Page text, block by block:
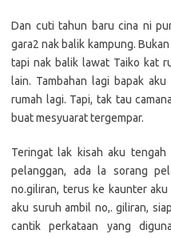
Dan cuti tahun baru cina ni
gara2 nak balik kampung.
tapi nak balik lawat Taiko kat
lain. Tambahan lagi bapak
rumah lagi. Tapi, tak tau
buat mesyuarat tergempar.
Teringat lak kisah aku
pelanggan, ada la sorang
no.giliran, terus ke kaunter
aku suruh ambil no,. giliran,
cantik perkataan yang